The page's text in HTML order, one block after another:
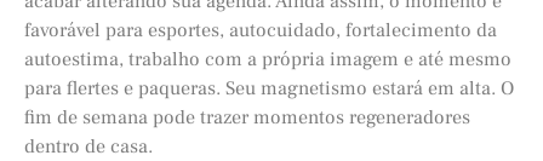
favorável para esportes, autocuidado, fortalecimento da
autoestima, trabalho com a própria imagem e até mesmo
para flertes e paqueras. Seu magnetismo estará em alta. O
fim de semana pode trazer momentos regeneradores
dentro de casa.